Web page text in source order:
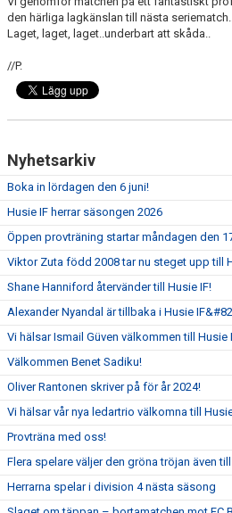
den härliga lagkänslan till nästa seriematch..
Laget, laget, laget..underbart att skåda..
//P.
Nyhetsarkiv
Boka in lördagen den 6 juni!
Husie IF herrar säsongen 2026
Öppen provträning startar måndagen den
Viktor Zuta född 2008 tar nu steget upp till
Shane Hanniford återvänder till Husie IF!
Alexander Nyandal är tillbaka i Husie
Vi hälsar Ismail Güven välkommen till Husie
Välkommen Benet Sadiku!
Oliver Rantonen skriver på för år 2024!
Vi hälsar vår nya ledartrio välkomna till Husie
Provträna med oss!
Flera spelare väljer den gröna tröjan även
Herrarna spelar i division 4 nästa säsong